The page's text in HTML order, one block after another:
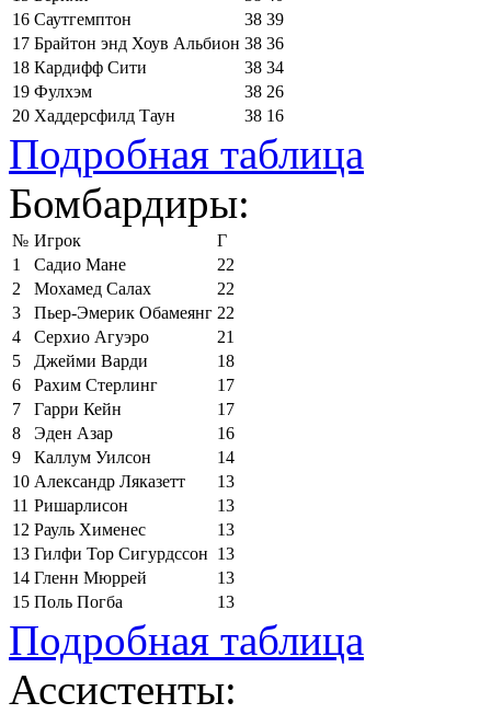
16 Саутгемптон 38 39
17 Брайтон энд Хоув Альбион 38 36
18 Кардифф Сити 38 34
19 Фулхэм 38 26
20 Хаддерсфилд Таун 38 16
Подробная таблица
Бомбардиры:
№ Игрок
Г
1
Садио Мане
22
2
Мохамед Салах
22
3
Пьер-Эмерик Обамеянг 22
4
Серхио Агуэро
21
5
Джейми Варди
18
6
Рахим Стерлинг
17
7
Гарри Кейн
17
8
Эден Азар
16
9
Каллум Уилсон
14
10 Александр Ляказетт
13
11 Ришарлисон
13
12 Рауль Хименес
13
13 Гилфи Тор Сигурдссон 13
14 Гленн Мюррей
13
15 Поль Погба 13
Подробная таблица
Ассистенты: